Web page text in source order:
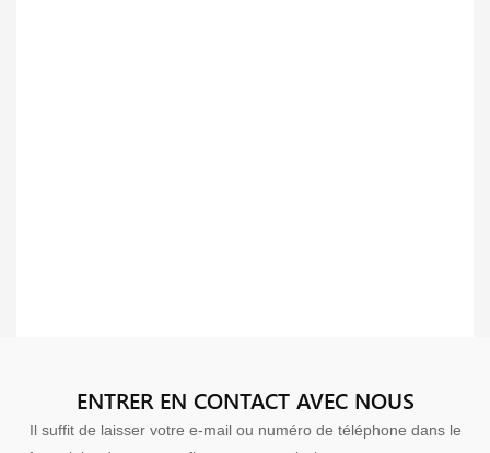
ENTRER EN CONTACT AVEC NOUS
Il suffit de laisser votre e-mail ou numéro de téléphone dans le